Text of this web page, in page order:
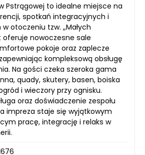
Pstrągowej to idealne miejsce na
spotkań integracyjnych i
otoczeniu tzw. „Małych
oferuje nowoczesne sale
pokoje oraz zaplecze
kompleksową obsługę
Na gości czeka szeroka gama
quady, skutery, basen, boiska
i wieczory przy ognisku.
oraz doświadczenie zespołu
impreza staje się wyjątkowym
pracę, integrację i relaks w